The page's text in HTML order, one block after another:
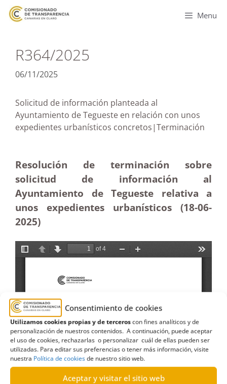
Consentimiento de cookies
Utilizamos cookies propias y de terceroscon fines analíticos y de
personalización de nuestros contenidos. A continuación, puede aceptar
el uso de cookies, rechazarlas o personalizar cuál de ellas pueden ser
utilizadas. Para editar sus preferencias o tener más información, visite
nuestra Política de cookiesde nuestro sitio web.
Aceptar y visitar el sitio web
Menu
R364/2025
06/11/2025
Solicitud de información planteada al
Ayuntamiento de Tegueste en relación con unos
expedientes urbanísticos concretos|Terminación
Resolución de terminación sobre
solicitud de información al
Ayuntamiento de Tegueste relativa a
unos expedientes urbanísticos (18-06-
2025)